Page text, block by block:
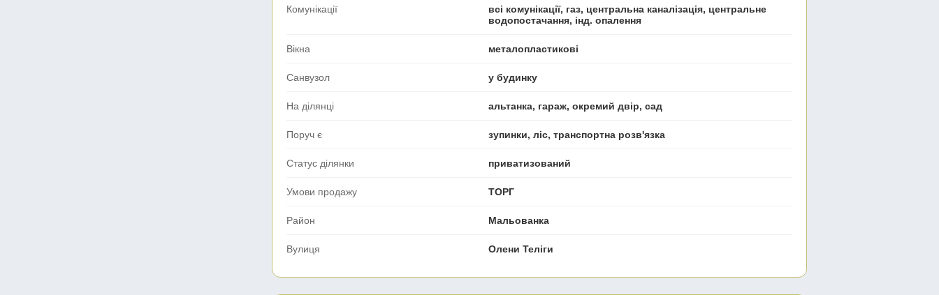
Комунікації
всі комунікації, газ, центральна каналізація, центральне
водопостачання, інд. опалення
Вікна металопластикові
Санвузол у будинку
На ділянці альтанка, гараж, окремий двір, сад
Поруч є зупинки, ліс, транспортна розв'язка
Статус ділянки приватизований
Умови продажу ТОРГ
Район Мальованка
Вулиця Олени Теліги